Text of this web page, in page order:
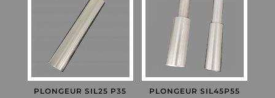
PLONGEUR SIL25 P35
PLONGEUR SIL45P55